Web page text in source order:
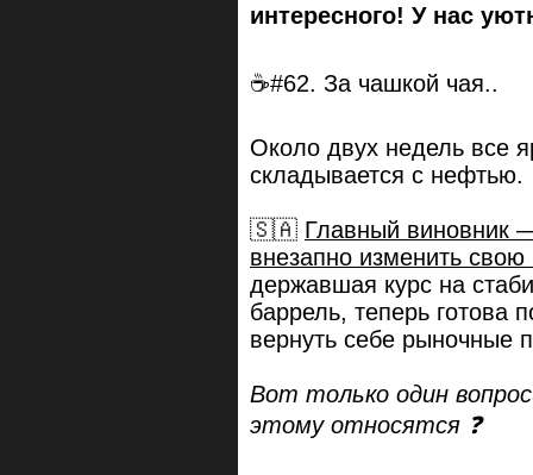
интересного! У нас
☕#62. За чашкой чая..
Около двух недель все
складывается с нефтью.
🇸🇦 Главный виновник
внезапно изменить
державшая курс на
баррель, теперь готова
вернуть себе рыночные
Вот только один
этому относятся ❓